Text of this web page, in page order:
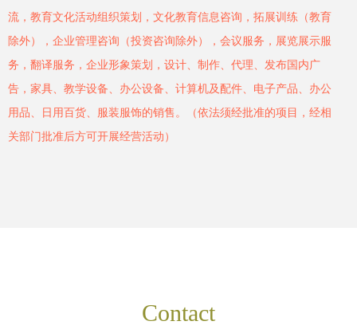
流，教育文化活动组织策划，文化教育信息咨询，拓展训练（教育
除外），企业管理咨询（投资咨询除外），会议服务，展览展示服
务，翻译服务，企业形象策划，设计、制作、代理、发布国内广
告，家具、教学设备、办公设备、计算机及配件、电子产品、办公
用品、日用百货、服装服饰的销售。（依法须经批准的项目，经相
关部门批准后方可开展经营活动）
Contact